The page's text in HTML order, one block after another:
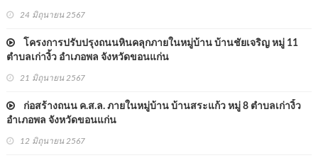
24 มิถุนายน 2567
โครงการปรับปรุงถนนหินคลุกภายในหมู่บ้าน บ้านชัยเจริญ หมู่ 11
ตำบลเก่างิ้ว อำเภอพล จังหวัดขอนแก่น
21 มิถุนายน 2567
ก่อสร้างถนน ค.ส.ล. ภายในหมู่บ้าน บ้านสระแก้ว หมู่ 8 ตำบลเก่างิ้ว
อำเภอพล จังหวัดขอนแก่น
12 มิถุนายน 2567